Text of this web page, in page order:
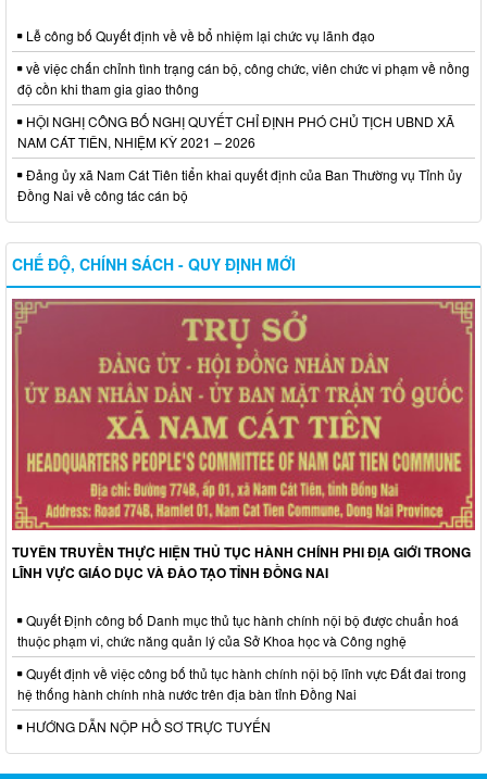
Lễ công bố Quyết định về về bổ nhiệm lại chức vụ lãnh đạo
về việc chấn chỉnh tình trạng cán bộ, công chức, viên chức vi phạm về nồng
độ cồn khi tham gia giao thông
HỘI NGHỊ CÔNG BỐ NGHỊ QUYẾT CHỈ ĐỊNH PHÓ CHỦ TỊCH UBND XÃ
NAM CÁT TIÊN, NHIỆM KỲ 2021 – 2026
Đảng ủy xã Nam Cát Tiên tiển khai quyết định của Ban Thường vụ Tỉnh ủy
Đồng Nai về công tác cán bộ
CHẾ ĐỘ, CHÍNH SÁCH - QUY ĐỊNH MỚI
TUYÊN TRUYỀN THỰC HIỆN THỦ TỤC HÀNH CHÍNH PHI ĐỊA GIỚI TRONG
LĨNH VỰC GIÁO DỤC VÀ ĐÀO TẠO TỈNH ĐỒNG NAI
Quyết Định công bố Danh mục thủ tục hành chính nội bộ được chuẩn hoá
thuộc phạm vi, chức năng quản lý của Sở Khoa học và Công nghệ
Quyết định về việc công bố thủ tục hành chính nội bộ lĩnh vực Đất đai trong
hệ thống hành chính nhà nước trên địa bàn tỉnh Đồng Nai
HƯỚNG DẪN NỘP HỒ SƠ TRỰC TUYẾN